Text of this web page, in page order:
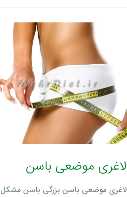
لاغری موضعی باسن
لاغری موضعی باسن بزرگی باسن مشکل